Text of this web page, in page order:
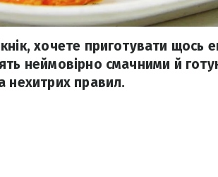
хочете приготувати щось
неймовірно смачними й
нехитрих правил.